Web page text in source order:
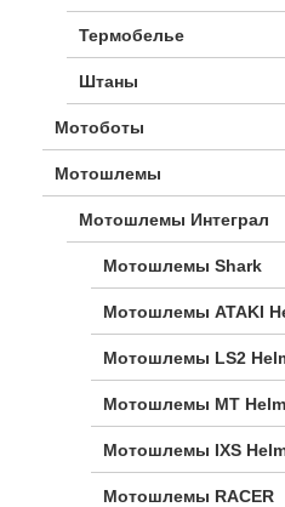
Термобелье
Штаны
Мотоботы
Мотошлемы
Мотошлемы Интеграл
Мотошлемы Shark
Мотошлемы ATAKI
Мотошлемы LS2
Мотошлемы MT
Мотошлемы IXS
Мотошлемы RACER